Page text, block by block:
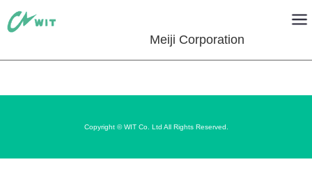
Meiji Corporation
Copyright © WIT Co. Ltd All Rights Reserved.